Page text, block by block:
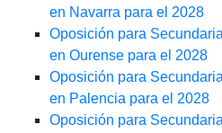
en Navarra para el 2028
Oposición para
en Ourense para el 2028
Oposición para
en Palencia para el 2028
Oposición para